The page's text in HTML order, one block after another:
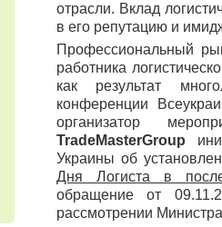
отрасли. Вклад
в его репутацию и
Профессиональный
работника
как результат
конференции
организатор
TradeMasterGroup
Украины об
Дня Логиста в
обращение от
рассмотрении